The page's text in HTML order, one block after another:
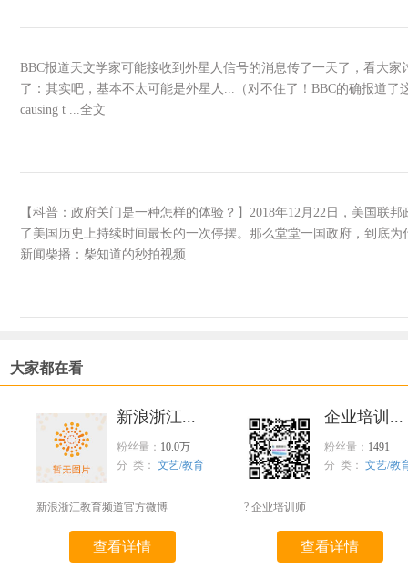
BBC报道天文学家可能接收到外星人信号的消息传了一天了，看大
了：其实吧，基本不太可能是外星人...（对不住了！BBC的确报道了
causing t ...全文
【科普：政府关门是一种怎样的体验？】2018年12月22日，美国联
了美国历史上持续时间最长的一次停摆。那么堂堂一国政府，到底
新闻柴播：柴知道的秒拍视频
大家都在看
新浪浙江...
粉丝量： 10.0万
分 类： 文艺/教育
新浪浙江教育频道官方微博
查看详情
企业培训...
粉丝量： 1491
分 类： 文艺/教
? 企业培训师
查看详情